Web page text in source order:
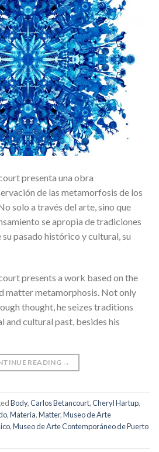
presenta una obra
de las metamorfosis de los
solo a través del arte, sino que
se apropia de tradiciones
su pasado histórico y cultural, su
presents a work based on the
matter metamorphosis. Not only
thought, he seizes traditions
and cultural past, besides his
READING →
Body,Carlos Betancourt,Cheryl Hartup,
,Materia,Matter,Museo de Arte
,Museo de Arte Contemporáneo de Puerto